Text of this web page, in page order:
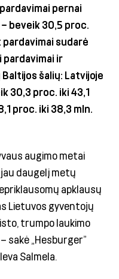
pernai
beveik 30,5 proc.
pardavimai sudarė
pardavimai ir
šalių: Latvijoje
30,3 proc. iki 43,1
proc. iki 38,3 mln.
augimo metai
daugelį metų
apklausų
Lietuvos gyventojų
trumpo laukimo
sakė „Hesburger”
Salmela.